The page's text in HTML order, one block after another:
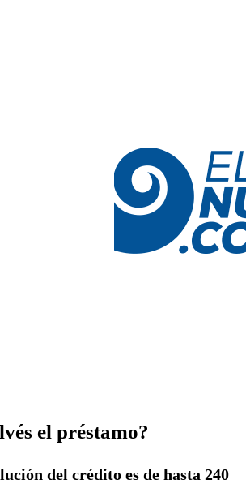
el préstamo?
del crédito es de hasta 240